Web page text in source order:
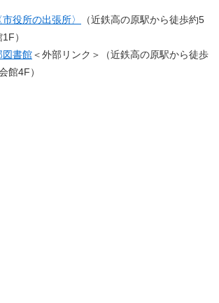
役所の出張所〉
（近鉄高の原駅から徒歩約5
）
図書館＜外部リンク＞
（近鉄高の原駅から徒歩
館4F）